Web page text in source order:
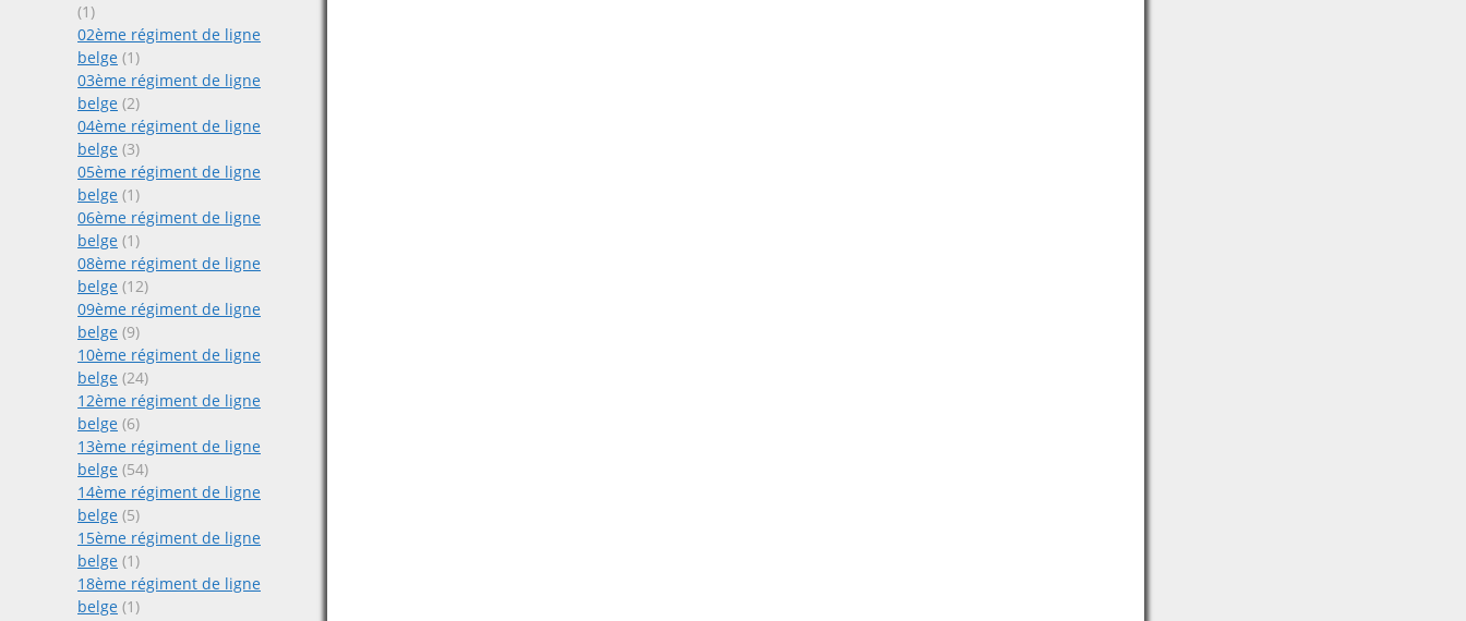
(1)
02ème régiment de ligne
belge (1)
03ème régiment de ligne
belge (2)
04ème régiment de ligne
belge (3)
05ème régiment de ligne
belge (1)
06ème régiment de ligne
belge (1)
08ème régiment de ligne
belge (12)
09ème régiment de ligne
belge (9)
10ème régiment de ligne
belge (24)
12ème régiment de ligne
belge (6)
13ème régiment de ligne
belge (54)
14ème régiment de ligne
belge (5)
15ème régiment de ligne
belge (1)
18ème régiment de ligne
belge (1)